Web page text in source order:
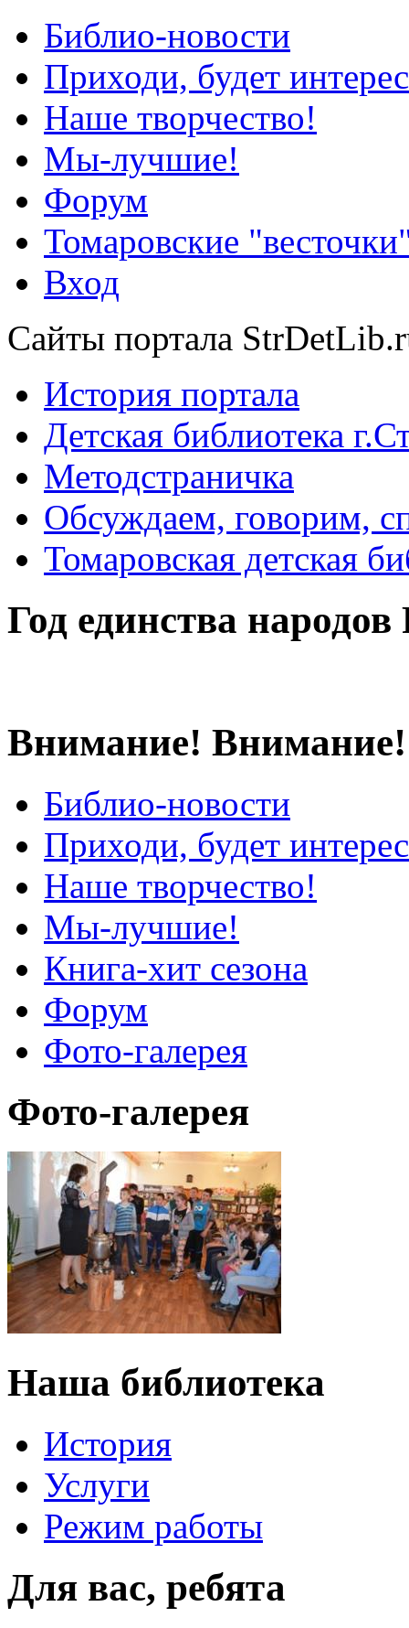
Библио-новости
Приходи, будет
Наше творчество!
Мы-лучшие!
Форум
Томаровские
Вход
Сайты портала
История портала
Детская библиотека
Методстраничка
Обсуждаем, говорим,
Томаровская детская
Год единства народов
Внимание! Внимание!
Библио-новости
Приходи, будет
Наше творчество!
Мы-лучшие!
Книга-хит сезона
Форум
Фото-галерея
Фото-галерея
Наша библиотека
История
Услуги
Режим работы
Для вас, ребята